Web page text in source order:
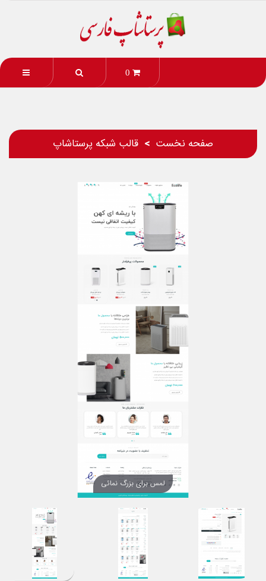
0
صفحه نخست قالب شبکه پرستاشاپ
لمس برای بزرگ نمائی